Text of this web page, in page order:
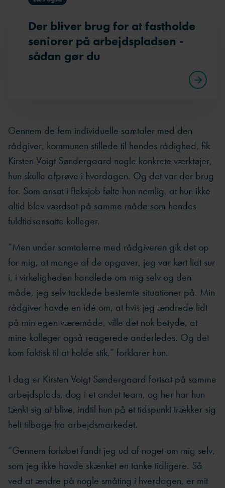
Der bliver brug for at fastholde
seniorer på arbejdspladsen -
sådan gør du
Gennem de fem individuelle samtaler med den
rådgiver, kommunen stillede til hendes rådighed, fik
Kirsten Voigt Søndergaard nogle konkrete værktøjer,
hun skulle afprøve i hverdagen. Og det var der brug
for. Som ansat i fleksjob følte hun nemlig, at hun ikke
altid blev værdsat på samme måde som hendes
fuldtidsansatte kolleger.
”Men under samtalerne med rådgiveren gik det op
for mig, at mange af de opgaver, jeg var kørt lidt sur
i, i virkeligheden handlede om mig selv og den
måde, jeg selv tacklede bestemte situationer på. Min
rådgiver havde en idé om, at hvis jeg ændrede lidt
på min egen væremåde, ville det nok betyde, at
mine kolleger også reagerede anderledes. Og det
kom faktisk til at holde stik,” forklarer hun.
I dag er Kirsten Voigt Søndergaard fortsat på samme
arbejdsplads, dog i et andet team, og her har hun
tænkt sig at blive, indtil hun på et tidspunkt trækker sig
helt tilbage fra arbejdsmarkedet.
”Gennem forløbet fandt jeg ud af noget om mig selv,
som jeg ikke havde skænket en tanke tidligere. Så
ved at ændre på nogle småting i hverdagen, er mit